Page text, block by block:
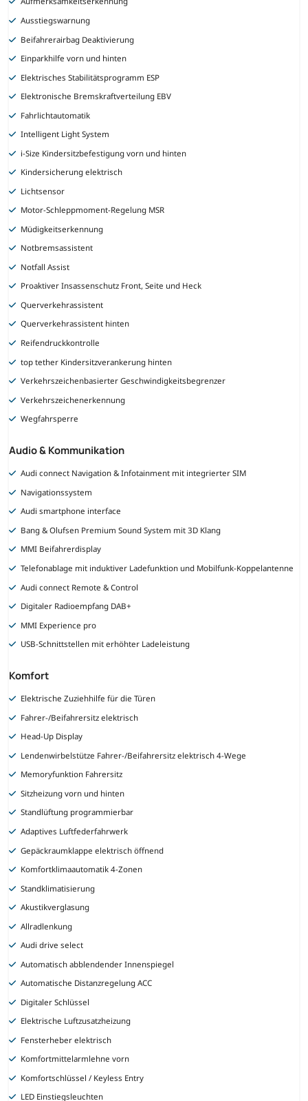
Ausstiegswarnung
Beifahrerairbag Deaktivierung
Einparkhilfe vorn und hinten
Elektrisches Stabilitätsprogramm ESP
Elektronische Bremskraftverteilung EBV
Fahrlichtautomatik
Intelligent Light System
i-Size Kindersitzbefestigung vorn und hinten
Kindersicherung elektrisch
Lichtsensor
Motor-Schleppmoment-Regelung MSR
Müdigkeitserkennung
Notbremsassistent
Notfall Assist
Proaktiver Insassenschutz Front, Seite und Heck
Querverkehrassistent
Querverkehrassistent hinten
Reifendruckkontrolle
top tether Kindersitzverankerung hinten
Verkehrszeichenbasierter Geschwindigkeitsbegrenzer
Verkehrszeichenerkennung
Wegfahrsperre
Audio & Kommunikation
Audi connect Navigation & Infotainment mit integrierter SIM
Navigationssystem
Audi smartphone interface
Bang & Olufsen Premium Sound System mit 3D Klang
MMI Beifahrerdisplay
Telefonablage mit induktiver Ladefunktion und Mobilfunk-Koppelantenne
Audi connect Remote & Control
Digitaler Radioempfang DAB+
MMI Experience pro
USB-Schnittstellen mit erhöhter Ladeleistung
Komfort
Elektrische Zuziehhilfe für die Türen
Fahrer-/Beifahrersitz elektrisch
Head-Up Display
Lendenwirbelstütze Fahrer-/Beifahrersitz elektrisch 4-Wege
Memoryfunktion Fahrersitz
Sitzheizung vorn und hinten
Standlüftung programmierbar
Adaptives Luftfederfahrwerk
Gepäckraumklappe elektrisch öffnend
Komfortklimaautomatik 4-Zonen
Standklimatisierung
Akustikverglasung
Allradlenkung
Audi drive select
Automatisch abblendender Innenspiegel
Automatische Distanzregelung ACC
Digitaler Schlüssel
Elektrische Luftzusatzheizung
Fensterheber elektrisch
Komfortmittelarmlehne vorn
Komfortschlüssel / Keyless Entry
LED Einstiegsleuchten